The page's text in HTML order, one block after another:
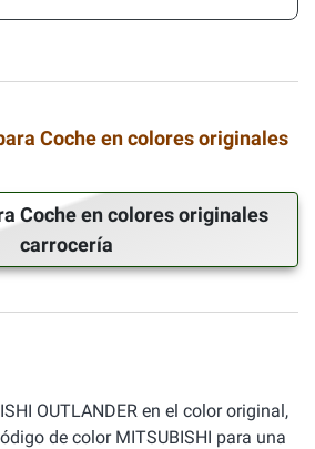
Coche en colores originales
Coche en colores originales
carrocería
OUTLANDER en el color original,
de color MITSUBISHI para una